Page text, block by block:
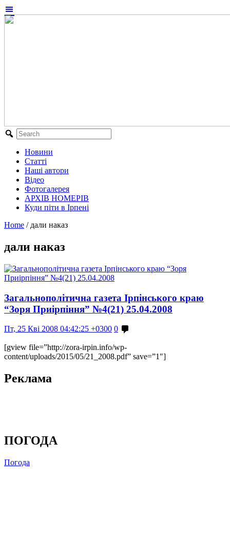
Новини
Статті
Наші автори
Відео
Фотогалерея
АРХІВ НОМЕРІВ
Куди піти в Ірпені
Home / дали наказ
дали наказ
Загальнополітична газета Ірпінського краю
“Зоря Приірпіння” №4(21) 25.04.2008
Пт, 25 Кві 2008 04:42:25 +0300 0
[gview file=”http://zora-irpin.info/wp-
content/uploads/2015/05/21_2008.pdf” save=”1″]
Реклама
ПОГОДА
Погода